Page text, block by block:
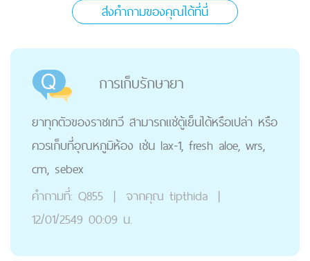
ส่งคำถามของคุณได้ที่นี่
การเก็บรักษายา
ยาทุกตัวของราชเทวี สามารถแช่ตู้เย็นได้หรือเปล่า หรือ
ควรเก็บที่อุณหภูมิห้อง เช่น lax-1, fresh aloe, wrs,
cm, sebex
คำถามที่: Q855 | จากคุณ tipthida |
12/01/2549 00:09 น.